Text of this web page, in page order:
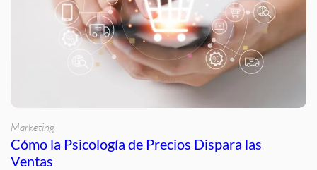
Marketing
Cómo la Psicología de Precios Dispara las
Ventas